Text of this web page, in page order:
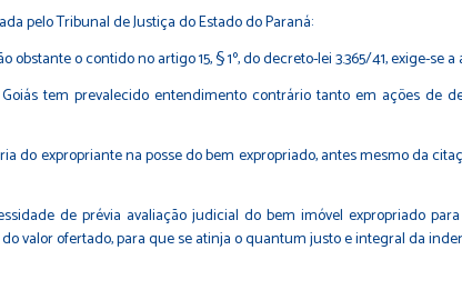
pelo Tribunal de Justiça do Estado do Paraná:
o contido no artigo 15, § 1º, do decreto-lei 3.365/41, exige-
tem prevalecido entendimento contrário tanto em ações
do expropriante na posse do bem expropriado, antes mesmo da
de prévia avaliação judicial do bem imóvel expropriado
valor ofertado, para que se atinja o quantum justo e integral da